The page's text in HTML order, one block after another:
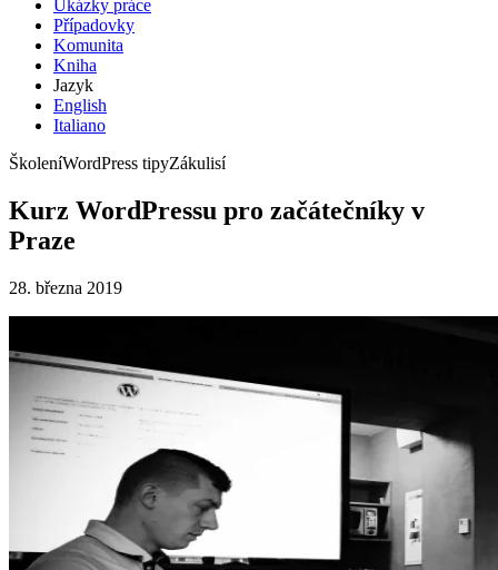
Ukázky práce
Případovky
Komunita
Kniha
Jazyk
English
Italiano
ŠkoleníWordPress tipyZákulisí
Kurz WordPressu pro začátečníky v
Praze
28. března 2019